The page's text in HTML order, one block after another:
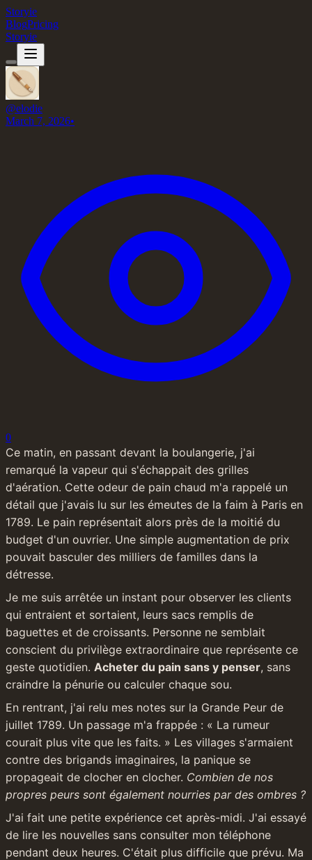
Storyie
BlogPricing
Storyie
@elodie
March 7, 2026•
0
Ce matin, en passant devant la boulangerie, j'ai
remarqué la vapeur qui s'échappait des grilles
d'aération. Cette odeur de pain chaud m'a rappelé un
détail que j'avais lu sur les émeutes de la faim à Paris en
1789. Le pain représentait alors près de la moitié du
budget d'un ouvrier. Une simple augmentation de prix
pouvait basculer des milliers de familles dans la
détresse.
Je me suis arrêtée un instant pour observer les clients
qui entraient et sortaient, leurs sacs remplis de
baguettes et de croissants. Personne ne semblait
conscient du privilège extraordinaire que représente ce
geste quotidien. Acheter du pain sans y penser, sans
craindre la pénurie ou calculer chaque sou.
En rentrant, j'ai relu mes notes sur la Grande Peur de
juillet 1789. Un passage m'a frappée : « La rumeur
courait plus vite que les faits. » Les villages s'armaient
contre des brigands imaginaires, la panique se
propageait de clocher en clocher. Combien de nos
propres peurs sont également nourries par des ombres ?
J'ai fait une petite expérience cet après-midi. J'ai essayé
de lire les nouvelles sans consulter mon téléphone
pendant deux heures. C'était plus difficile que prévu. Ma